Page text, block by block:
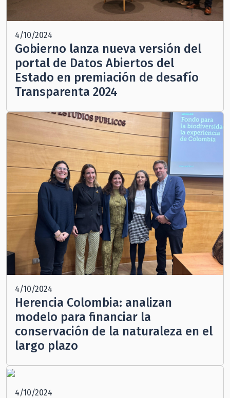
4/10/2024
Gobierno lanza nueva versión del
portal de Datos Abiertos del
Estado en premiación de desafío
Transparenta 2024
4/10/2024
Herencia Colombia: analizan
modelo para financiar la
conservación de la naturaleza en el
largo plazo
4/10/2024